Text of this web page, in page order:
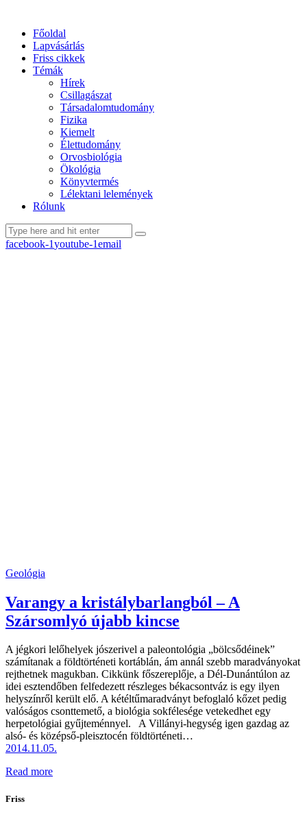
Főoldal
Lapvásárlás
Friss cikkek
Témák
Hírek
Csillagászat
Társadalomtudomány
Fizika
Kiemelt
Élettudomány
Orvosbiológia
Ökológia
Könyvtermés
Lélektani lelemények
Rólunk
facebook-1youtube-1email
Geológia
Varangy a kristálybarlangból – A
Szársomlyó újabb kincse
A jégkori lelőhelyek jószerivel a paleontológia „bölcsődéinek”
számítanak a földtörténeti kortáblán, ám annál szebb maradványokat
rejthetnek magukban. Cikkünk főszereplője, a Dél-Dunántúlon az
idei esztendőben felfedezett részleges békacsontváz is egy ilyen
helyszínről került elő. A kétéltűmaradványt befoglaló kőzet pedig
valóságos csonttemető, a biológia sokfélesége vetekedhet egy
herpetológiai gyűjteménnyel. A Villányi-hegység igen gazdag az
alsó- és középső-pleisztocén földtörténeti…
2014.11.05.
Read more
Friss